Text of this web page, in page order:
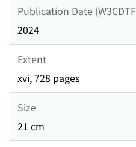
Publication Date
2024
Extent
xvi, 728 pages
Size
21 cm